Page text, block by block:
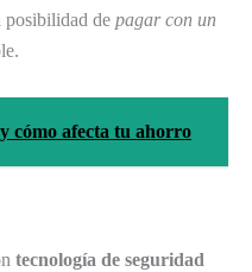
posibilidad de pagar con un
cómo afecta tu ahorro
tecnología de seguridad